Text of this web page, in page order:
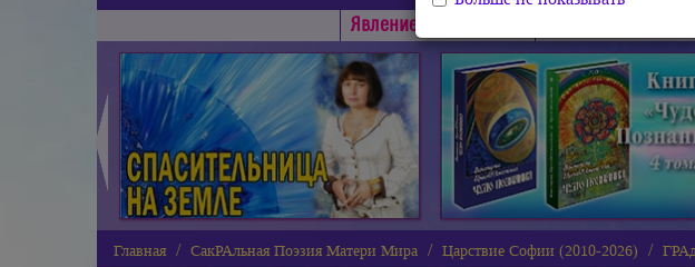
Явлениe Матери Мира
◄
Главная СакРАльная Поэзия Матери Мира Царствие Софии (2010-2026)